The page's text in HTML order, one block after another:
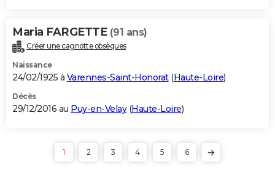
Maria FARGETTE (91 ans)
Créer une cagnotte obsèques
Naissance
24/02/1925 à Varennes-Saint-Honorat(Haute-Loire)
Décès
29/12/2016 au Puy-en-Velay(Haute-Loire)
1 2 3 4 5 6